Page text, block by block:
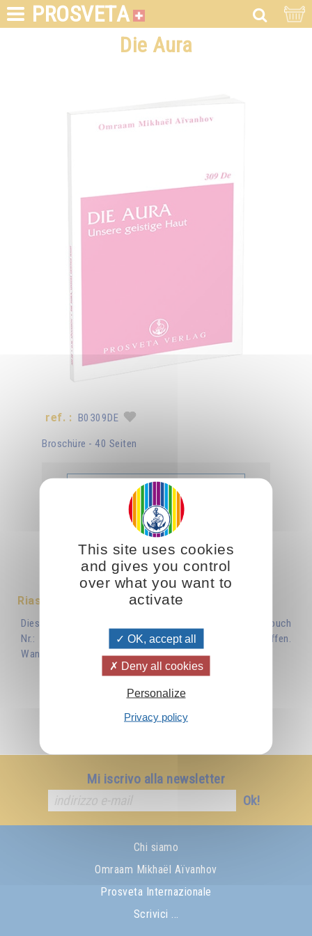
PROSVETA
Die Aura
ref. : B0309DE
Broschüre - 40 Seiten
B0309DE
Aggiungere
Tradotto in : Français
Riassunto
Diese Broschüre war ein Auszug aus dem Izvor Taschenbuch
Nr.: 219 "Geheimnis Mensch..." und ist zur Zeit vergriffen.
Wann diese Broschüre nachgedruckt wird ist ungewiss.
Mi iscrivo alla newsletter
Ok!
Chi siamo
Omraam Mikhaël Aïvanhov
Prosveta Internazionale
Scrivici ...
This site uses cookies
and gives you control
over what you want to
activate
OK, accept all
Deny all cookies
Personalize
Privacy policy